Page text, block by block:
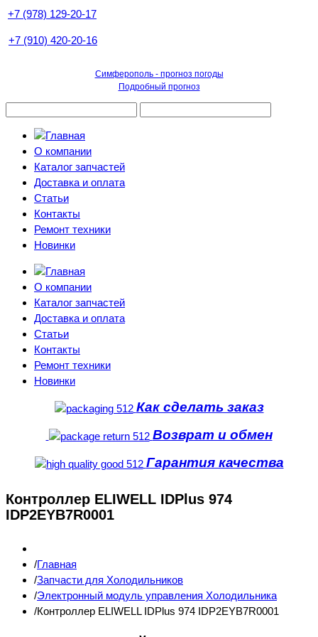
+7 (978) 129-20-17
+7 (910) 420-20-16
Симферополь - прогноз погоды
Подробный прогноз
О компании
Каталог запчастей
Доставка и оплата
Статьи
Контакты
Ремонт техники
Новинки
О компании
Каталог запчастей
Доставка и оплата
Статьи
Контакты
Ремонт техники
Новинки
Как сделать заказ
Возврат и обмен
Гарантия качества
Контроллер ELIWELL IDPlus 974
IDP2EYB7R0001
Главная
Запчасти для Холодильников
Электронный модуль управления Холодильника
Контроллер ELIWELL IDPlus 974 IDP2EYB7R0001